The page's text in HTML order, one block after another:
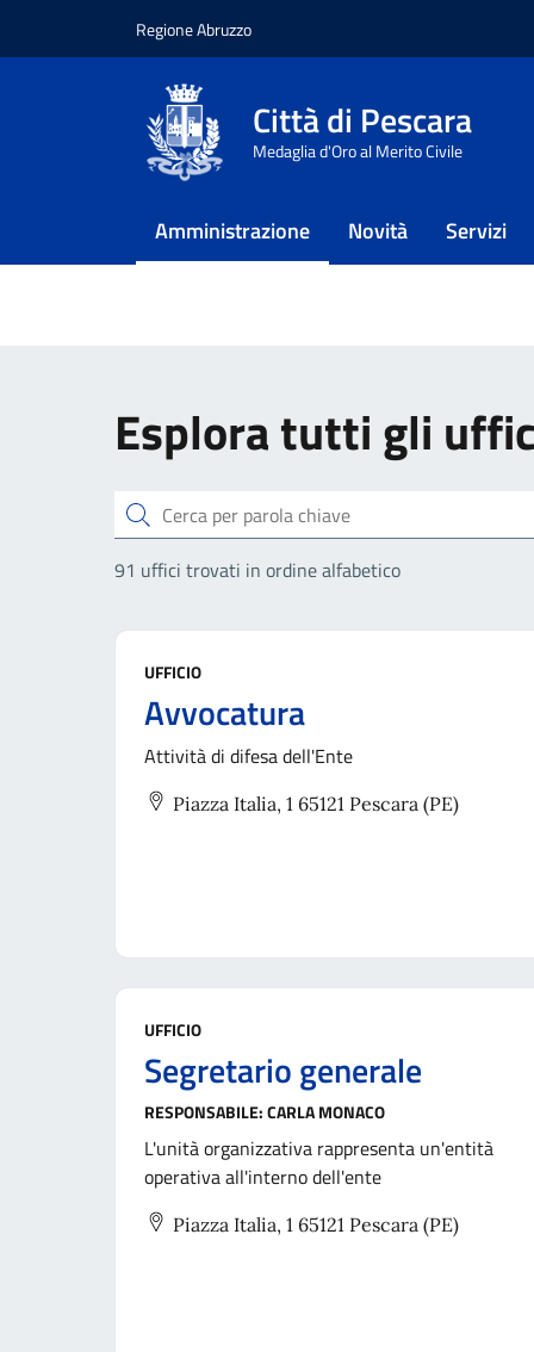
Regione Abruzzo
Città di Pescara
Medaglia d'Oro al Merito Civile
Amministrazione Novità Servizi
Home / Amministrazione /
Uffici
Le informazioni e i
Esplora tutti gli
Cerca
91 uffici trovati in ordine alfabetico
UFFICIO
Avvocatura
Attività di difesa dell'Ente
Piazza Italia, 1 65121 Pescara (PE)
UFFICIO
Segretario generale
RESPONSABILE:CARLA MONACO
L'unità organizzativa rappresenta un'entità
operativa all'interno dell'ente
Piazza Italia, 1 65121 Pescara (PE)